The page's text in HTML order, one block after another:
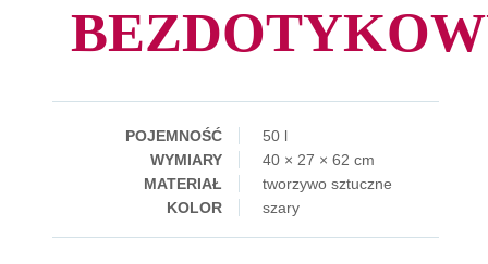
POJEMNOŚĆ
50 l
WYMIARY
40 × 27 × 62 cm
MATERIAŁ
tworzywo sztuczne
KOLOR
szary